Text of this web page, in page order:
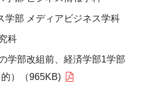
学部 メディアビジネス学科
科
学部改組前、経済学部1学部
）（965KB)